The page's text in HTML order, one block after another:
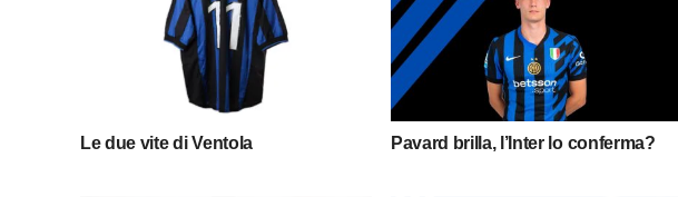
Le due vite di Ventola Pavard brilla, l’Inter lo conferma?